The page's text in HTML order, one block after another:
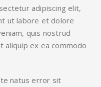
adipiscing elit,
ut labore et dolore
quis nostrud
aliquip ex ea commodo
natus error sit